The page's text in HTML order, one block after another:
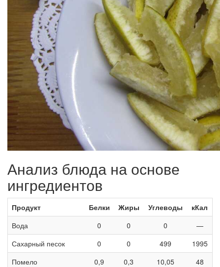
Анализ блюда на основе
ингредиентов
Продукт Белки Жиры Углеводы
кКал
Вода
0 0 0
—
Сахарный песок
0 0 499
1995
Помело
0,9 0,3 10,05
48